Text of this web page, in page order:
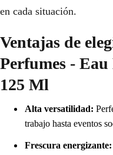
en cada situación.
Ventajas de
Perfumes -
125 Ml
Alta versatilidad:
trabajo hasta eventos
Frescura energizante: